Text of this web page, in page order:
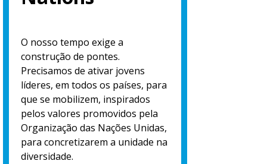
O nosso tempo exige a
construção de pontes.
Precisamos de ativar jovens
líderes, em todos os países, para
que se mobilizem, inspirados
pelos valores promovidos pela
Organização das Nações Unidas,
para concretizarem a unidade na
diversidade.